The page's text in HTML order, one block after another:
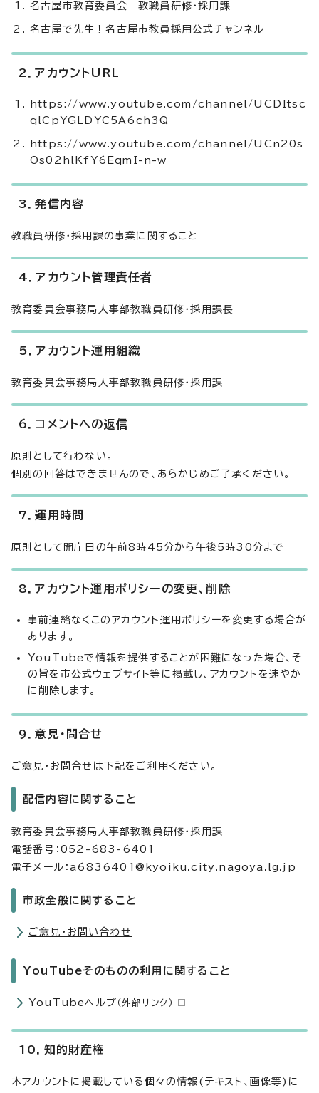
名古屋市教育委員会 教職員研修・採用課
名古屋で先生！名古屋市教員採用公式チャンネル
2．アカウントURL
https://www.youtube.com/channel/UCDItsc
qlCpYGLDYC5A6ch3Q
https://www.youtube.com/channel/UCn20s
Os02hlKfY6EqmI-n-w
3．発信内容
教職員研修・採用課の事業に関すること
4．アカウント管理責任者
教育委員会事務局人事部教職員研修・採用課長
5．アカウント運用組織
教育委員会事務局人事部教職員研修・採用課
6．コメントへの返信
原則として行わない。
個別の回答はできませんので、あらかじめご了承ください。
7．運用時間
原則として開庁日の午前8時45分から午後5時30分まで
8．アカウント運用ポリシーの変更、削除
事前連絡なくこのアカウント運用ポリシーを変更する場合が
あります。
YouTubeで情報を提供することが困難になった場合、そ
の旨を市公式ウェブサイト等に掲載し、アカウントを速やか
に削除します。
9．意見・問合せ
ご意見・お問合せは下記をご利用ください。
配信内容に関すること
教育委員会事務局人事部教職員研修・採用課
電話番号：052-683-6401
電子メール：a6836401@kyoiku.city.nagoya.lg.jp
市政全般に関すること
ご意見・お問い合わせ
YouTubeそのものの利用に関すること
YouTubeヘルプ （外部リンク）
10．知的財産権
本アカウントに掲載している個々の情報(テキスト、画像等)に